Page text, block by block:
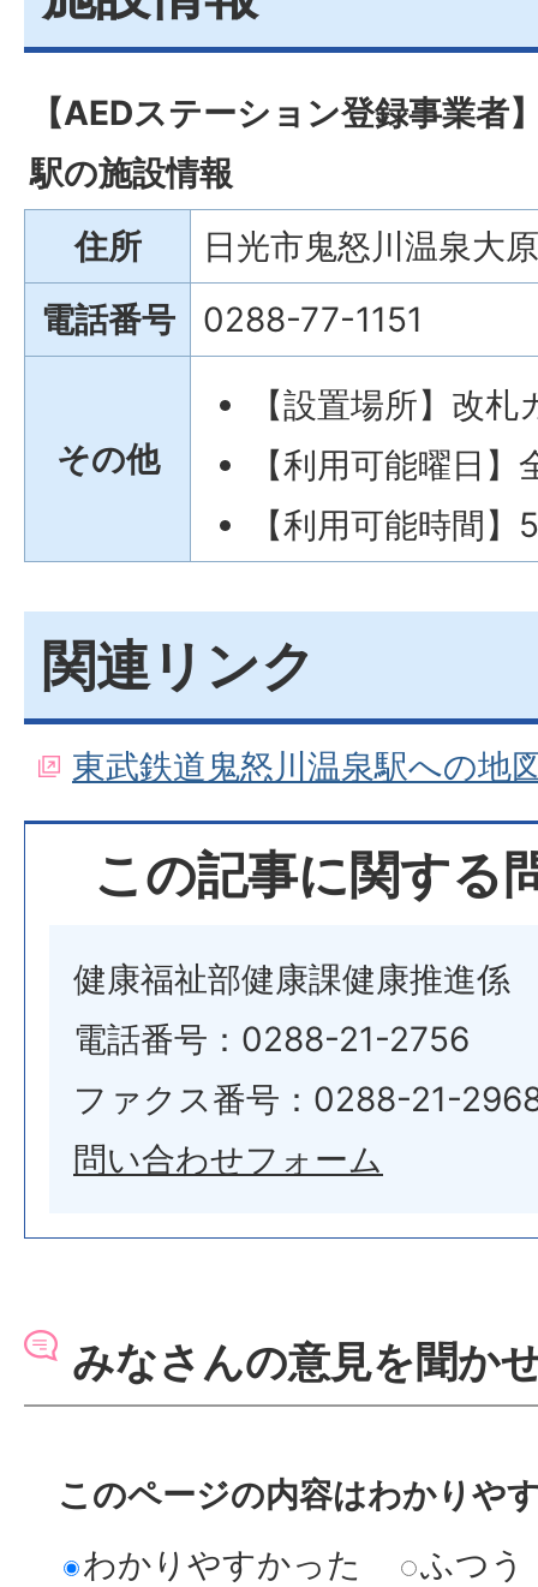
【AEDステーション登録事業者
駅の施設情報
住所
日光市鬼怒川温泉大
電話番号
0288-77-1151
その他
【設置場所】改
【利用可能曜日】
【利用可能時間
関連リンク
東武鉄道鬼怒川温泉駅への地
この記事に関する
健康福祉部健康課健康推進係
電話番号：0288-21-2756
ファクス番号：0288-21-
問い合わせフォーム
みなさんの意見を聞か
このページの内容はわかりや
わかりやすかった
ふつう